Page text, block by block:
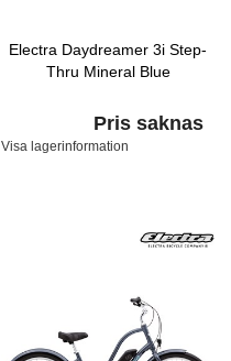
Electra Daydreamer 3i Step-
Thru Mineral Blue
Pris saknas
Visa lagerinformation